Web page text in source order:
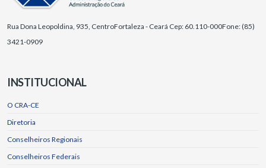
Rua Dona Leopoldina, 935, CentroFortaleza - Ceará Cep: 60.110-000Fone: (85)
3421-0909
INSTITUCIONAL
O CRA-CE
Diretoria
Conselheiros Regionais
Conselheiros Federais